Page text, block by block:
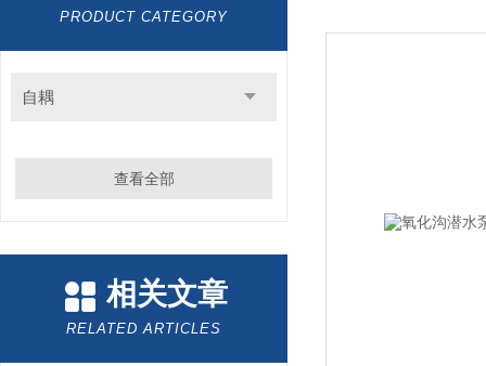
PRODUCT CATEGORY
自耦
查看全部
相关文章
RELATED ARTICLES